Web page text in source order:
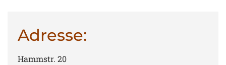
Adresse:
Hammstr. 20